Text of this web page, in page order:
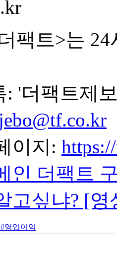
팩트>는
: '더팩트제
이지:
인 더팩트
고싶냐? [
#영업이익